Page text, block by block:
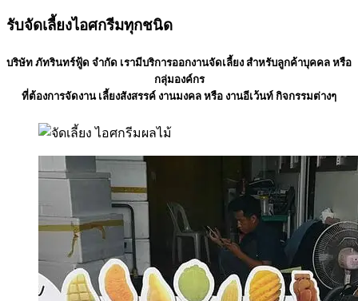
รับจัดเลี้ยงไอศกรีมทุกชนิด
บริษัท ภัทรินทร์ฟู้ด จำกัด เรามีบริการออกงานจัดเลี้ยง สำหรับลูกค้าบุคคล หรือ
กลุ่มองค์กร
ที่ต้องการจัดงาน เลี้ยงสังสรรค์ งานมงคล หรือ งานอีเว้นท์ กิจกรรมต่างๆ